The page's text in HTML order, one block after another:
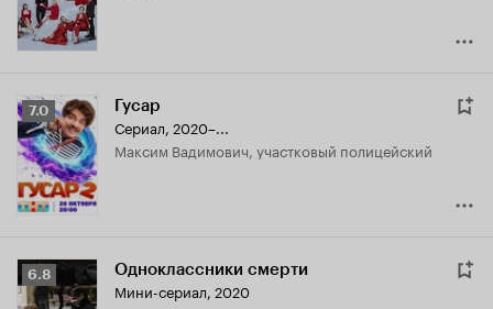
Рейтинг
Кинопоиска
7.0
7.0 Гусар
Сериал, 2020–...
Максим Вадимович, участковый полицейский
Рейтинг
Кинопоиска
6.8 Одноклассники смерти
Мини-сериал, 2020